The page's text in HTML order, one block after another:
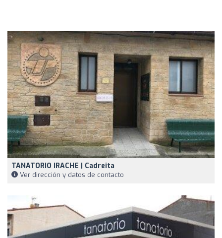
TANATORIO IRACHE | Cadreita
Ver dirección y datos de contacto